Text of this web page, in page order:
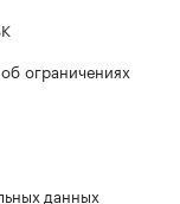
ограничениях
данных